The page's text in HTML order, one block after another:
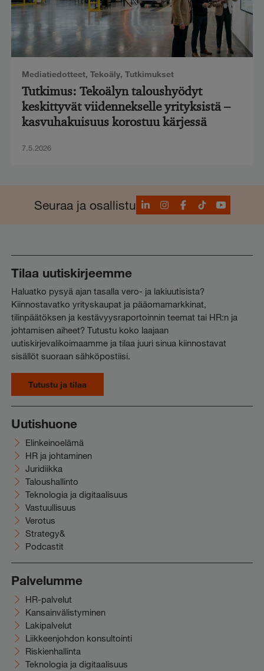
Mediatiedotteet, Tekoäly, Tutkimukset
Tutkimus: Tekoälyn taloushyödyt
keskittyvät viidennekselle yrityksistä –
kasvuhakuisuus korostuu kärjessä
7.5.2026
Seuraa ja osallistuLinkedInInstagram
Facebook
TikTokYouTube
Tilaa uutiskirjeemme
Haluatko pysyä ajan tasalla vero- ja lakiuutisista?
Kiinnostavatko yrityskaupat ja pääomamarkkinat,
tilinpäätöksen ja kestävyysraportoinnin teemat tai HR:n ja
johtamisen aiheet? Tutustu koko laajaan
uutiskirjevalikoimaamme ja tilaa juuri sinua kiinnostavat
sisällöt suoraan sähköpostiisi.
Tutustu ja tilaa
Uutishuone
Elinkeinoelämä
HR ja johtaminen
Juridiikka
Taloushallinto
Teknologia ja digitaalisuus
Vastuullisuus
Verotus
Strategy&
Podcastit
Palvelumme
HR-palvelut
Kansainvälistyminen
Lakipalvelut
Liikkeenjohdon konsultointi
Riskienhallinta
Teknologia ja digitaalisuus